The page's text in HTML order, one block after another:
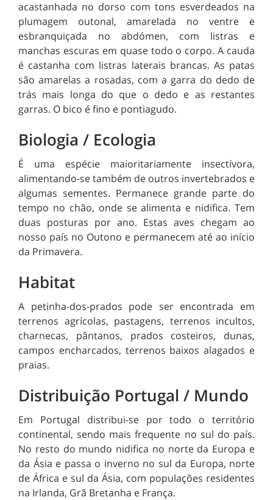
acastanhada no dorso com tons esverdeados na
plumagem outonal, amarelada no ventre e
esbranquiçada no abdómen, com listras e
manchas escuras em quase todo o corpo. A cauda
é castanha com listras laterais brancas. As patas
são amarelas a rosadas, com a garra do dedo de
trás mais longa do que o dedo e as restantes
garras. O bico é fino e pontiagudo.
Biologia / Ecologia
É uma espécie maioritariamente insectívora,
alimentando-se também de outros invertebrados e
algumas sementes. Permanece grande parte do
tempo no chão, onde se alimenta e nidifica. Tem
duas posturas por ano. Estas aves chegam ao
nosso país no Outono e permanecem até ao início
da Primavera.
Habitat
A petinha-dos-prados pode ser encontrada em
terrenos agrícolas, pastagens, terrenos incultos,
charnecas, pântanos, prados costeiros, dunas,
campos encharcados, terrenos baixos alagados e
praias.
Distribuição Portugal / Mundo
Em Portugal distribui-se por todo o território
continental, sendo mais frequente no sul do país.
No resto do mundo nidifica no norte da Europa e
da Ásia e passa o inverno no sul da Europa, norte
de África e sul da Ásia, com populações residentes
na Irlanda, Grã Bretanha e França.